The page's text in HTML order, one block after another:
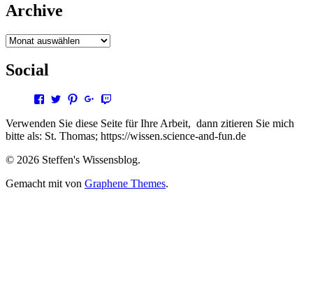
Archive
Archive
Social
Profil
steffen.thomas1
auf
Facebook
anzeigen
Profil
steto123
auf
Twitter
anzeigen
Profil
steffen3669
auf
Pinterest
anzeigen
Profil
Steffen
Thomas
auf
Google+
anzeigen
steto123
auf
Twitch
anzeigen
Verwenden Sie diese Seite für Ihre Arbeit, dann zitieren Sie mich
bitte als: St. Thomas; https://wissen.science-and-fun.de
© 2026 Steffen's Wissensblog.
Gemacht mit von Graphene Themes.